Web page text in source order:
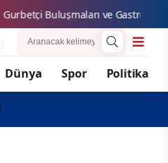
Dünya Spor Politika